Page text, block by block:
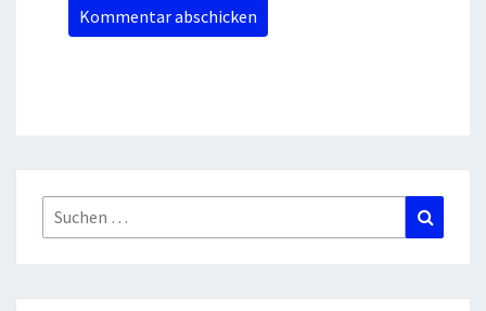
Suchen
nach: